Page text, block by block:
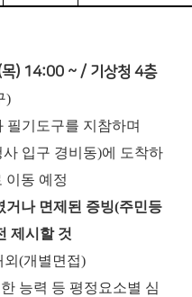
) 14:00 ~ / 기상청 4층
)
필기도구를 지참하며
입구 경비동)에 도착하
이동 예정
나 면제된 증빙(주민등
제시할 것
(개별면접)
능력 등 평정요소별 심